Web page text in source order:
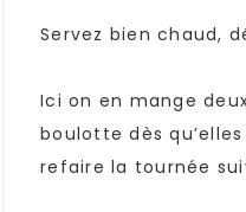
Servez bien chaud,
Ici on en mange
boulotte dès
refaire la tournée